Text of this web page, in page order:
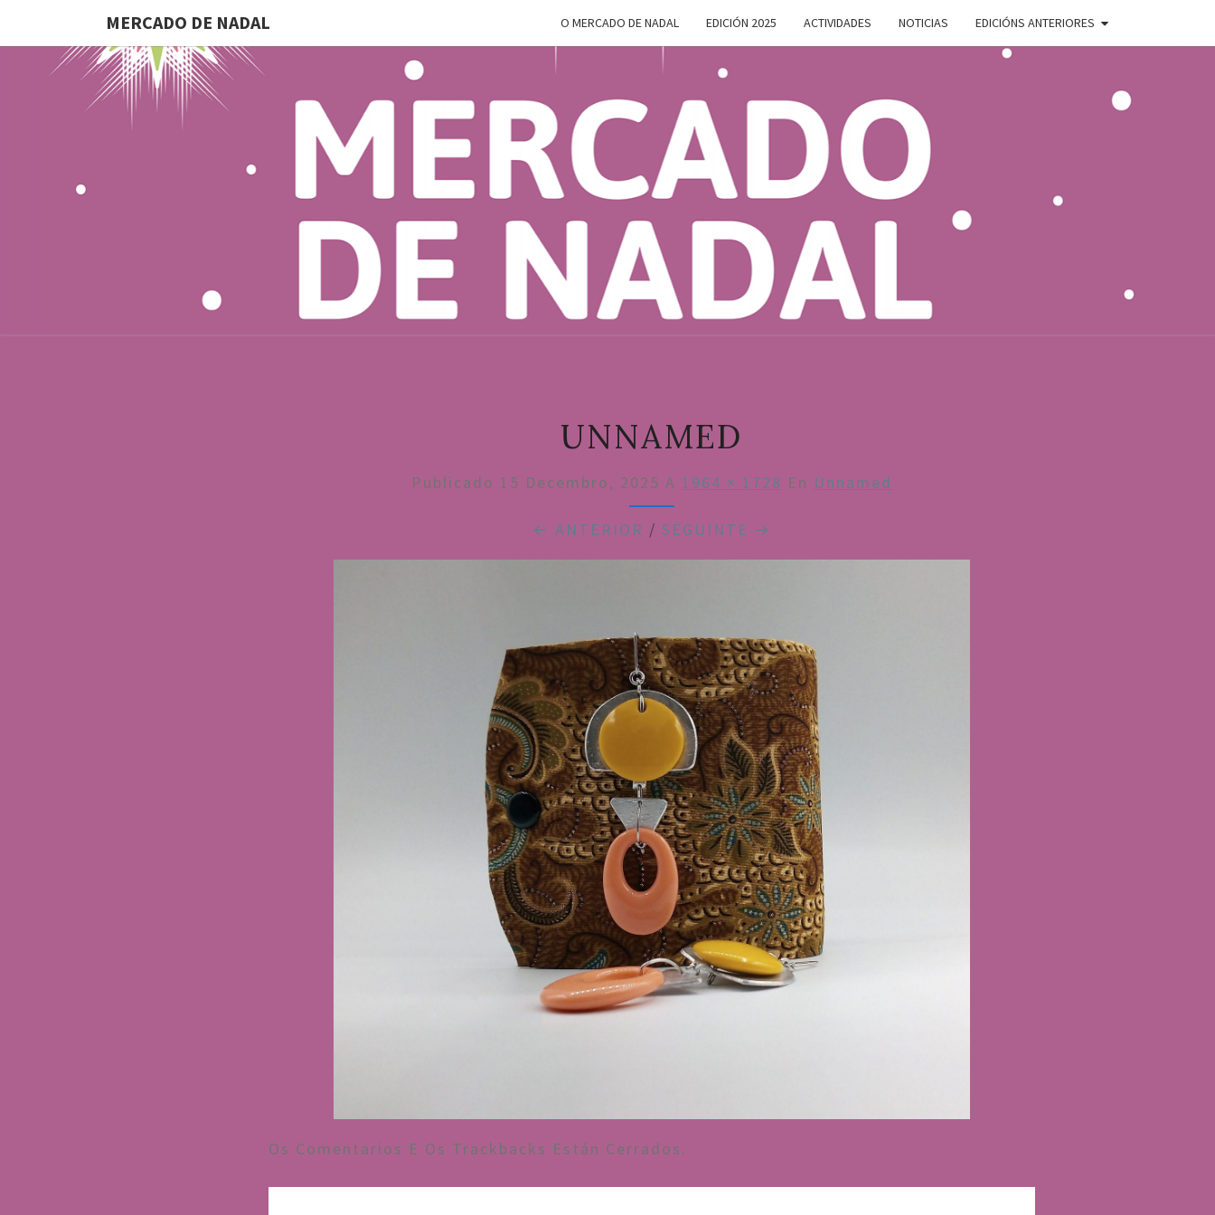
MERCADO DE NADAL O MERCADO DE NADAL EDICIÓN 2025 ACTIVIDADES NOTICIAS EDICIÓNS ANTERIORES
MERCADO
DE
Do 28 De
Novembro
Ao 5 De
Xaneiro En
Compostela
UNNAMED
Publicado 15 Decembro, 2025 A 1964 × 1728 En Unnamed
← ANTERIOR / SEGUINTE →
Os Comentarios E Os Trackbacks Están Cerrados.